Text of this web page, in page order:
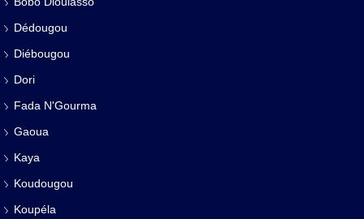
Dédougou
Diébougou
Dori
Fada N'Gourma
Gaoua
Kaya
Koudougou
Koupéla